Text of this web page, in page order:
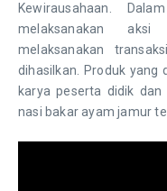
Kewirausahaan.
melaksanakan
melaksanakan
dihasilkan. Produk yang
karya peserta didik
nasi bakar ayam jamur